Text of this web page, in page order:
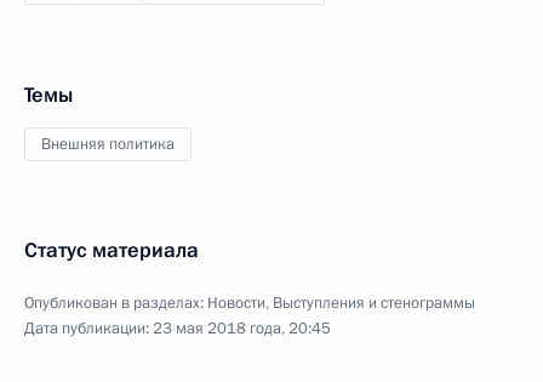
Темы
Внешняя политика
Статус материала
Опубликован в разделах: Новости, Выступления и стенограммы
Дата публикации:23 мая 2018 года, 20:45